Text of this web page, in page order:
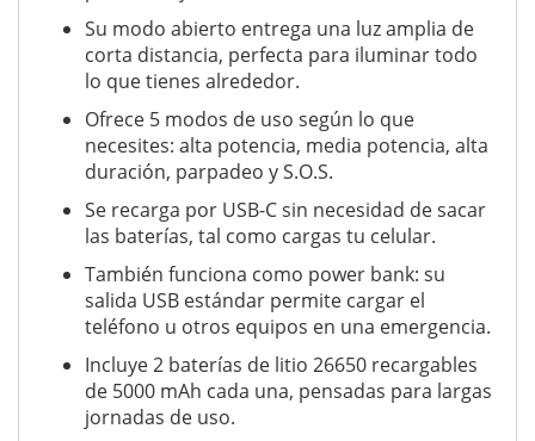
Su modo abierto entrega una luz amplia de
corta distancia, perfecta para iluminar todo
lo que tienes alrededor.
Ofrece 5 modos de uso según lo que
necesites: alta potencia, media potencia, alta
duración, parpadeo y S.O.S.
Se recarga por USB-C sin necesidad de sacar
las baterías, tal como cargas tu celular.
También funciona como power bank: su
salida USB estándar permite cargar el
teléfono u otros equipos en una emergencia.
Incluye 2 baterías de litio 26650 recargables
de 5000 mAh cada una, pensadas para largas
jornadas de uso.